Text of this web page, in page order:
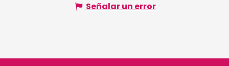
Señalar un error